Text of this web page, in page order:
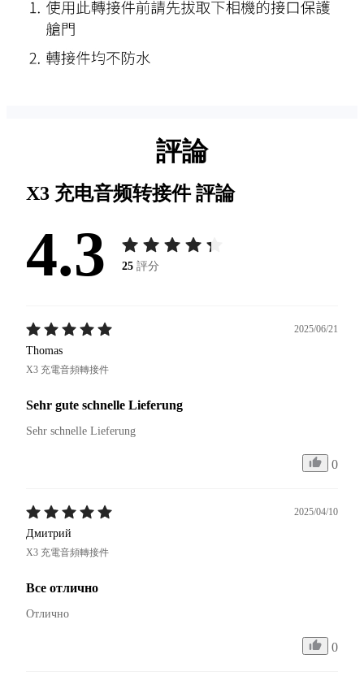
評論
X3 充电音频转接件評論
4.3 25 評分
2025/06/21
Thomas
X3 充電音頻轉接件
Sehr gute schnelle Lieferung
Sehr schnelle Lieferung
0
2025/04/10
Дмитрий
X3 充電音頻轉接件
Все отлично
Отлично
0